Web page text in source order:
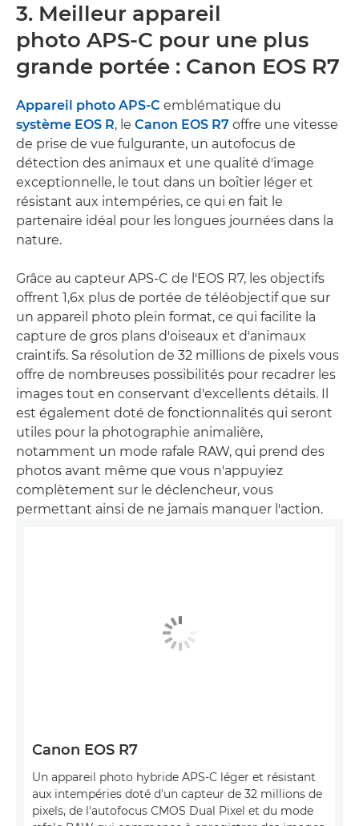
3. Meilleur appareil
photo APS-C pour une plus
grande portée : Canon EOS R7
Appareil photo APS-C emblématique du
système EOS R, le Canon EOS R7 offre une vitesse
de prise de vue fulgurante, un autofocus de
détection des animaux et une qualité d'image
exceptionnelle, le tout dans un boîtier léger et
résistant aux intempéries, ce qui en fait le
partenaire idéal pour les longues journées dans la
nature.
Grâce au capteur APS-C de l'EOS R7, les objectifs
offrent 1,6x plus de portée de téléobjectif que sur
un appareil photo plein format, ce qui facilite la
capture de gros plans d'oiseaux et d'animaux
craintifs. Sa résolution de 32 millions de pixels vous
offre de nombreuses possibilités pour recadrer les
images tout en conservant d'excellents détails. Il
est également doté de fonctionnalités qui seront
utiles pour la photographie animalière,
notamment un mode rafale RAW, qui prend des
photos avant même que vous n'appuyiez
complètement sur le déclencheur, vous
permettant ainsi de ne jamais manquer l'action.
Canon EOS R7
Un appareil photo hybride APS-C léger et résistant
aux intempéries doté d'un capteur de 32 millions de
pixels, de l'autofocus CMOS Dual Pixel et du mode